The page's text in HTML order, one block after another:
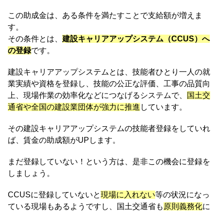
この助成金は、ある条件を満たすことで支給額が増えま
す。
その条件とは、 建設キャリアアップシステム（CCUS）へ
の登録です。
建設キャリアアップシステムとは、技能者ひとり一人の就
業実績や資格を登録し、技能の公正な評価、工事の品質向
上、現場作業の効率化などにつなげるシステムで、
国土交
通省や全国の建設業団体が強力に推進 しています。
その建設キャリアアップシステムの技能者登録をしていれ
ば、賃金の助成額がUPします。
まだ登録していない！という方は、是非この機会に登録を
しましょう。
CCUSに登録していないと現場に入れない等の状況になっ
ている現場もあるようですし、国土交通省も 原則義務化に